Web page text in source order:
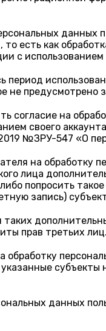
данных
есть как
с
период
не предусмотрено
согласие на
своего
№ЗРУ-547 «О
на
лица
попросить
запись)
прав третьих лиц.
обработку
данных